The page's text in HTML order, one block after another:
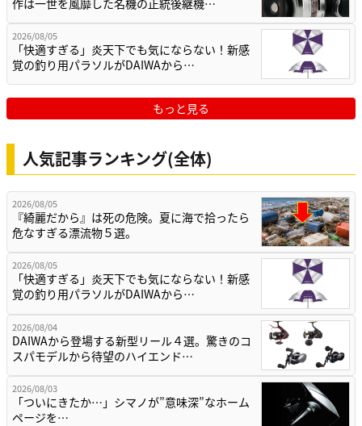
作は一世を風靡した名機の正統後継機…
2026/08/05
「快適すぎる」炎天下でも気にならない！新感
覚の釣り用パラソルがDAIWAから…
もっと見る
人気記事ランキング(全体)
2026/08/05
『綺麗だから』は死の危険。夏に海で拾ったら
危なすぎる漂流物５選。
2026/08/05
「快適すぎる」炎天下でも気にならない！新感
覚の釣り用パラソルがDAIWAから…
2026/08/04
DAIWAから登場する新型リール４選。驚きのコ
スパモデルから待望のハイエンド…
2026/08/03
「ついにきたか…」シマノが”意味深”なホーム
ページを…